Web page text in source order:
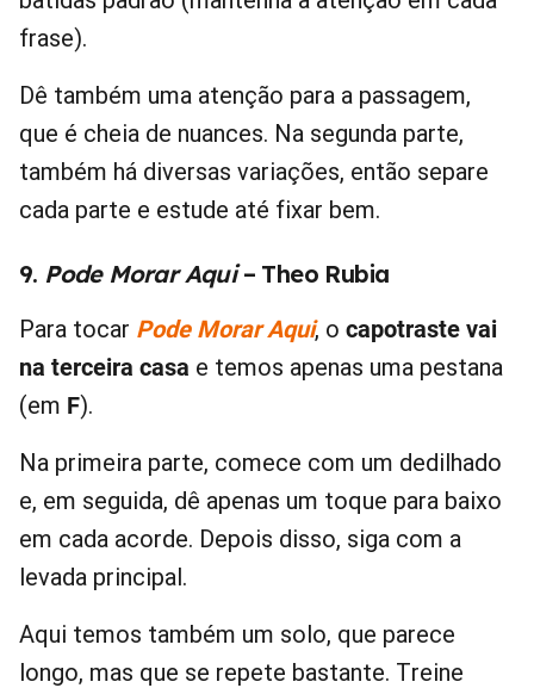
frase).
Dê também uma atenção para a passagem,
que é cheia de nuances. Na segunda parte,
também há diversas variações, então separe
cada parte e estude até fixar bem.
9. Pode Morar Aqui– Theo Rubia
Para tocar Pode Morar Aqui, o capotraste vai
na terceira casa e temos apenas uma pestana
(em F).
Na primeira parte, comece com um dedilhado
e, em seguida, dê apenas um toque para baixo
em cada acorde. Depois disso, siga com a
levada principal.
Aqui temos também um solo, que parece
longo, mas que se repete bastante. Treine